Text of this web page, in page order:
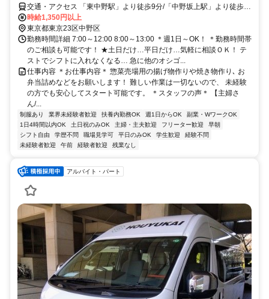
交通・アクセス 「東中野駅」より徒歩9分/「中野坂上駅」より徒歩
12分
時給1,350円以上
東京都東京23区中野区
勤務時間詳細 7:00～12:00 8:00～13:00 ＊週1日～OK！ ＊勤務時間帯
のご相談も可能です！ ★土日だけ…平日だけ…気軽に相談ＯＫ！ テ
ストでシフトに入れなくなる… 急に他のオシゴ...
仕事内容 ＊お仕事内容＊ 惣菜売場用の揚げ物作りや焼き物作り､ お
弁当詰めなどをお願いします！ 難しい作業は一切ないので、 未経験
の方でも安心してスタート可能です。 ＊スタッフの声＊ 【主婦さ
ん/...
制服あり 業界未経験者歓迎 扶養内勤務OK 週1日からOK
副業・WワークOK
1日4時間以内OK
土日祝のみOK 主婦・主夫歓迎 フリーター歓迎
早朝
シフト自由
学歴不問 職場見学可 平日のみOK 学生歓迎
経験不問
未経験者歓迎
午前 経験者歓迎 残業なし
アルバイト・パート